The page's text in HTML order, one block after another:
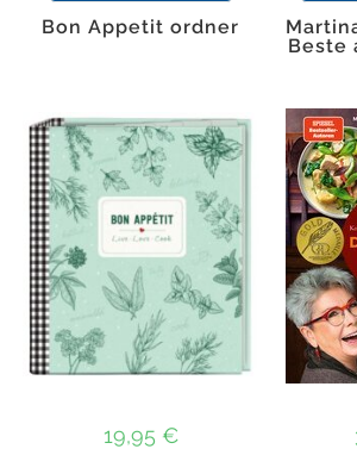
Bon Appetit ordner
19,95 €
Beste